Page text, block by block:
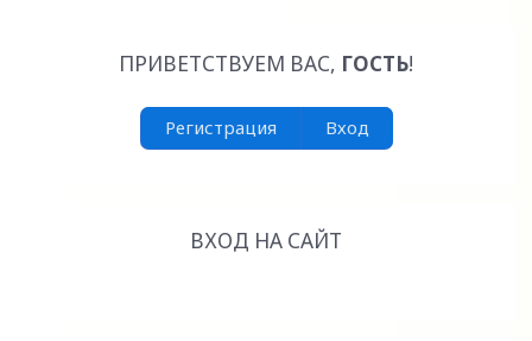
ПРИВЕТСТВУЕМ ВАС, ГОСТЬ!
Регистрация Вход
ВХОД НА САЙТ